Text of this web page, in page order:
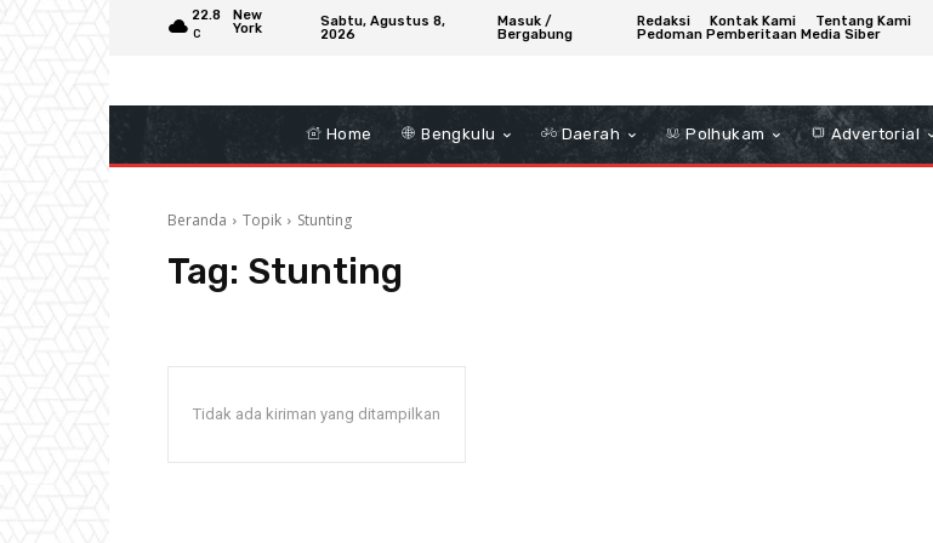
22.8
C
New
York
Sabtu, Agustus 8,
2026
Masuk /
Bergabung
Redaksi Kontak Kami
Tentang Kami
Pedoman Pemberitaan Media Siber
Home Bengkulu Daerah Polhukam Advertorial
Beranda Topik Stunting
Tag: Stunting
Tidak ada kiriman yang ditampilkan